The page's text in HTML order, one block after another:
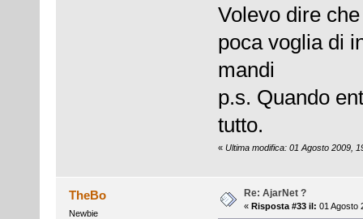
Volevo dire
poca voglia di
mandi
p.s. Quando
tutto.
« Ultima modifica: 01 Agosto 2009,
TheBo
Newbie
Re: AjarNet ?
« Risposta #33 il: 01 Agosto